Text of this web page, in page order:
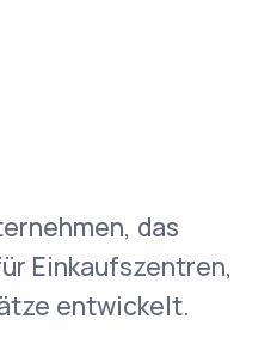
das
Einkaufszentren,
entwickelt.